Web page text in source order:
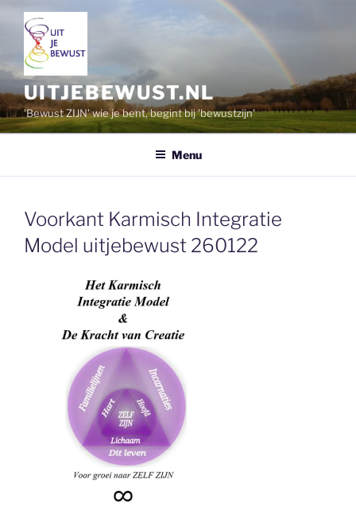
inhoud
UITJEBEWUST.NL
'Bewust ZIJN' wie je bent, begint bij 'bewustzijn'
Menu
Voorkant Karmisch Integratie
Model uitjebewust 260122